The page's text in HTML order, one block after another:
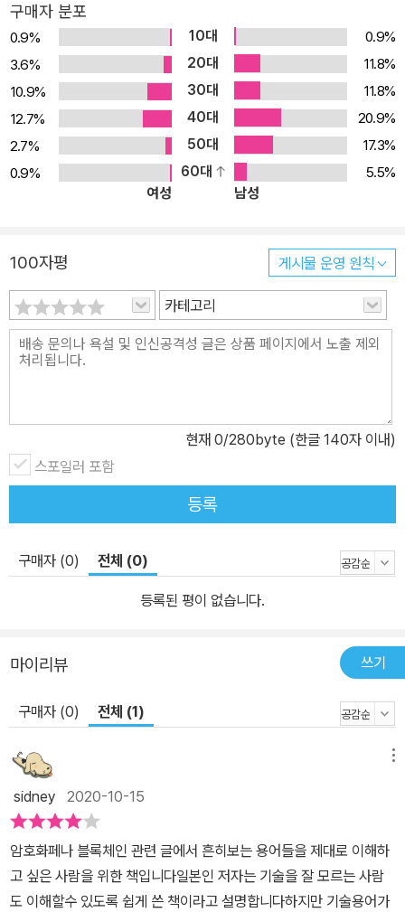
지갑의 구조 이해하기 암호화폐를 안전하게 보관하고 교환하는 ‘온라
인 지갑’의 구조를 설명합니다. 6장 _ 블록체인에 거래를 기록하는 트
랜잭션 이해하기 블록체인의 핵심 개념인 트랜잭션과 블록을 살펴봅
니다. 7장 _ 스마트 계약의 계약 집행 구조 이해하기 사회에 큰 영향
을 줄 수 있는 스마트 계약의 구조를 살펴봅니다. 8장 _ 블록체인을
활용하는 세계 상상하기 산업 및 서비스 분야에서 블록체인을 어떻게
활용할지를 살펴봅니다.
구매자 분포
0.9% 10대
0.9%
3.6%
20대
11.8%
10.9%
30대
11.8%
12.7%
40대
20.9%
2.7%
50대
17.3%
0.9%
60대
5.5%
여성
남성
100자평 게시물 운영 원칙
카테고리
현재 0/280byte (한글 140자 이내)
스포일러 포함
등록
구매자 (0) 전체 (0)
등록된 평이 없습니다.
마이리뷰 쓰기
구매자 (0) 전체 (1)
sidney 2020-10-15
암호화페나 블록체인 관련 글에서 흔히보는 용어들을 제대로 이해하
고 싶은 사람을 위한 책입니다일본인 저자는 기술을 잘 모르는 사람
도 이해할수 있도록 쉽게 쓴 책이라고 설명합니다하지만 기술용어가